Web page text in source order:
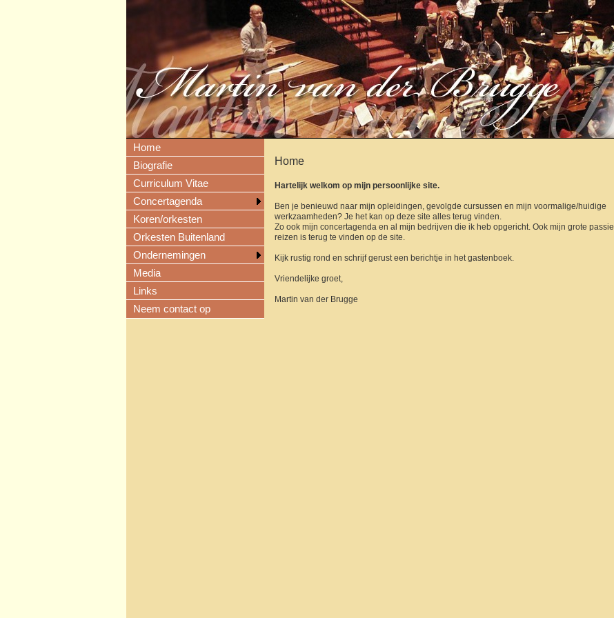
Home
Hartelijk welkom op mijn persoonlijke site.
Ben je benieuwd naar mijn opleidingen, gevolgde cursussen en mijn voormalige/huidige
werkzaamheden? Je het kan op deze site alles terug vinden.
Zo ook mijn concertagenda en al mijn bedrijven die ik heb opgericht. Ook mijn grote passie
reizen is terug te vinden op de site.
Kijk rustig rond en schrijf gerust een berichtje in het gastenboek.
Vriendelijke groet,
Martin van der Brugge
Home
Biografie
Curriculum Vitae
Concertagenda
Koren/orkesten
Orkesten Buitenland
Ondernemingen
Media
Links
Neem contact op